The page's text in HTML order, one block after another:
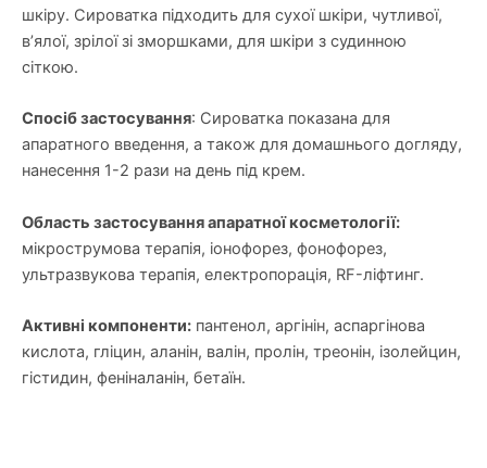
шкіру. Сироватка підходить для сухої шкіри, чутливої,
в’ялої, зрілої зі зморшками, для шкіри з судинною
сіткою.
Спосіб застосування: Сироватка показана для
апаратного введення, а також для домашнього догляду,
нанесення 1-2 рази на день під крем.
Область застосування апаратної косметології:
мікрострумова терапія, іонофорез, фонофорез,
ультразвукова терапія, електропорація, RF-ліфтинг.
Активні компоненти: пантенол, аргінін, аспаргінова
кислота, гліцин, аланін, валін, пролін, треонін, ізолейцин,
гістидин, феніналанін, бетаїн.